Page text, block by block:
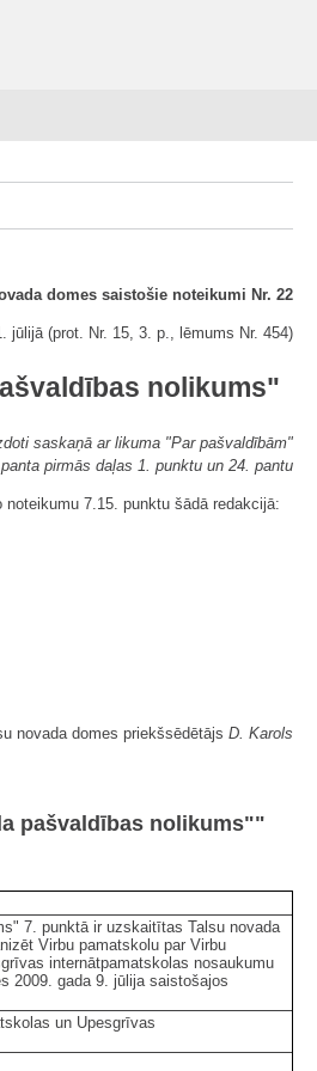
domes saistošie noteikumi Nr. 22
jūlijā (prot. Nr. 15, 3. p., lēmums Nr. 454)
nolikums"
saskaņā ar likuma "Par pašvaldībām"
pirmās daļas 1. punktu un 24. pantu
7.15. punktu šādā redakcijā:
novada domes priekšsēdētājs D. Karols
pašvaldības nolikums""
7. punktā ir uzskaitītas Talsu novada
Virbu pamatskolu par Virbu
internātpamatskolas nosaukumu
2009. gada 9. jūlija saistošajos
un Upesgrīvas